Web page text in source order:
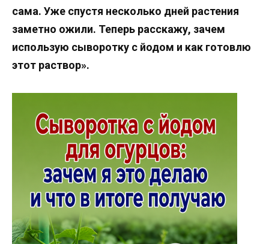
сама. Уже спустя несколько дней растения
заметно ожили. Теперь расскажу, зачем
использую сыворотку с йодом и как готовлю
этот раствор».